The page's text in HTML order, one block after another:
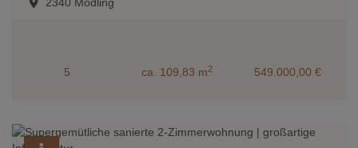
2340 Mödling
5 ca. 109,83 m2 549.000,00 €